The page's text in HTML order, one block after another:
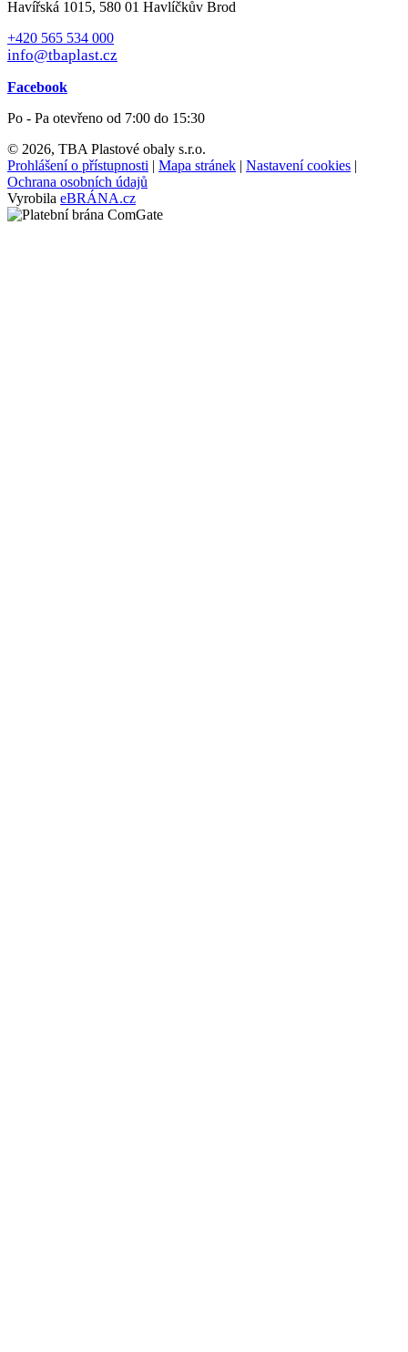
Havířská 1015, 580 01 Havlíčkův Brod
+420 565 534 000
info@tbaplast.cz
Facebook
Po - Pa otevřeno od 7:00 do 15:30
© 2026, TBA Plastové obaly s.r.o.
Prohlášení o přístupnosti | Mapa stránek | Nastavení cookies |
Ochrana osobních údajů
Vyrobila eBRÁNA.cz